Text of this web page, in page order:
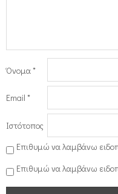
Όνομα *
Email *
Ιστότοπος
Επιθυμώ να λαμβάνω
Επιθυμώ να λαμβάνω